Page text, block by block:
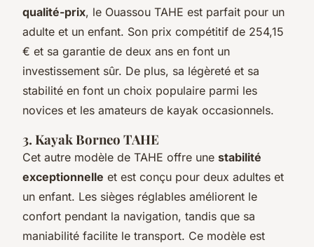
qualité-prix, le Ouassou TAHE est parfait pour un
adulte et un enfant. Son prix compétitif de 254,15
€ et sa garantie de deux ans en font un
investissement sûr. De plus, sa légèreté et sa
stabilité en font un choix populaire parmi les
novices et les amateurs de kayak occasionnels.
3. Kayak Borneo TAHE
Cet autre modèle de TAHE offre une stabilité
exceptionnelle et est conçu pour deux adultes et
un enfant. Les sièges réglables améliorent le
confort pendant la navigation, tandis que sa
maniabilité facilite le transport. Ce modèle est